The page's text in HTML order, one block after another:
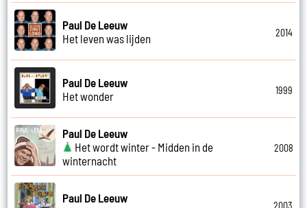
Paul De Leeuw
Het leven was lijden
2014
Paul De Leeuw
Het wonder
1999
Paul De Leeuw
Het wordt winter - Midden in de
winternacht
2008
Paul De Leeuw
2003